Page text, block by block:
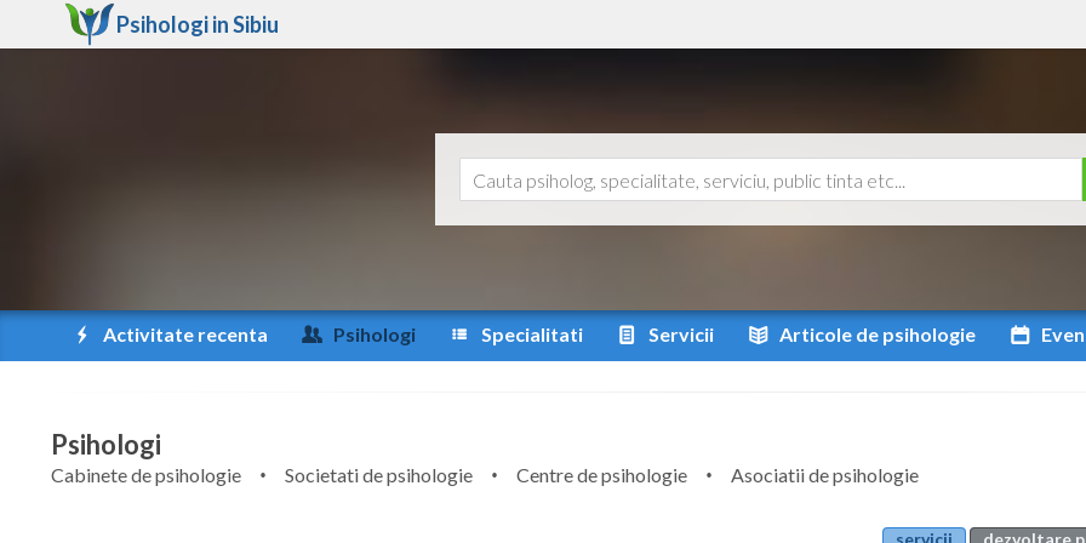
Psihologi inSibiu
Activitate recenta Psihologi Specialitati Servicii Articole de psihologie
Psihologi
Cabinete de psihologie Societati de psihologie Centre de psihologie
Asociatii de psihologie
servicii
dezvoltare